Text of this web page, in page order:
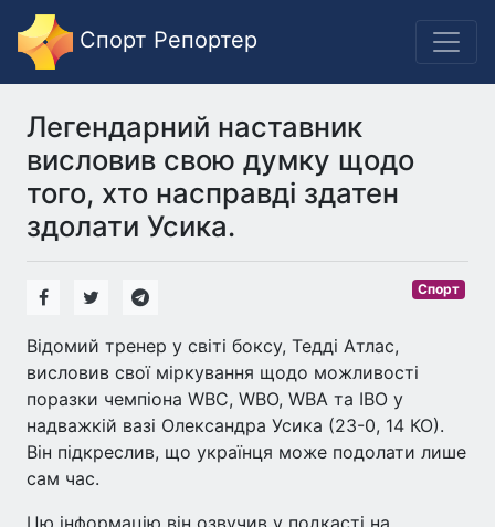
Спорт Репортер
Легендарний наставник
висловив свою думку щодо
того, хто насправді здатен
здолати Усика.
Спорт
Відомий тренер у світі боксу, Тедді Атлас,
висловив свої міркування щодо можливості
поразки чемпіона WBC, WBO, WBA та IBO у
надважкій вазі Олександра Усика (23-0, 14 КО).
Він підкреслив, що українця може подолати лише
сам час.
Цю інформацію він озвучив у подкасті на